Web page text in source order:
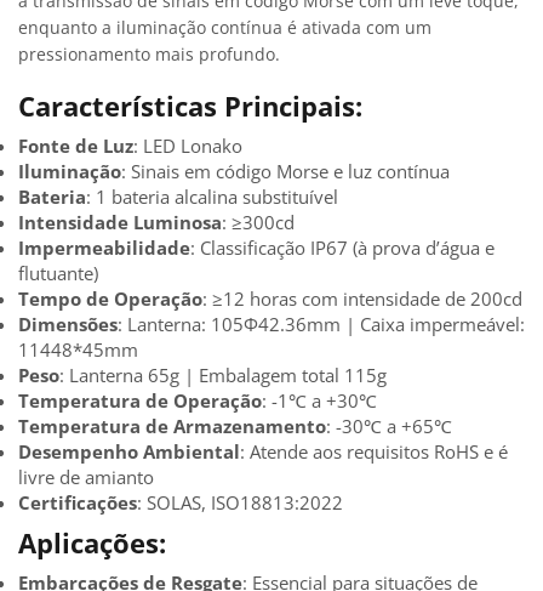
enquanto a iluminação contínua é ativada com um
pressionamento mais profundo.
Características Principais:
Fonte de Luz: LED Lonako
Iluminação: Sinais em código Morse e luz contínua
Bateria: 1 bateria alcalina substituível
Intensidade Luminosa: ≥300cd
Impermeabilidade: Classificação IP67 (à prova d’água e
flutuante)
Tempo de Operação: ≥12 horas com intensidade de 200cd
Dimensões: Lanterna: 105Φ42.36mm | Caixa impermeável:
11448*45mm
Peso: Lanterna 65g | Embalagem total 115g
Temperatura de Operação: -1℃ a +30℃
Temperatura de Armazenamento: -30℃ a +65℃
Desempenho Ambiental: Atende aos requisitos RoHS e é
livre de amianto
Certificações: SOLAS, ISO18813:2022
Aplicações:
Embarcações de Resgate: Essencial para situações de